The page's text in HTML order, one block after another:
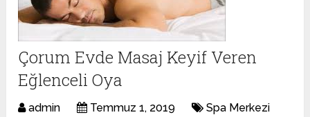
Çorum Evde Masaj Keyif Veren
Eğlenceli Oya
admin Temmuz 1, 2019 Spa Merkezi